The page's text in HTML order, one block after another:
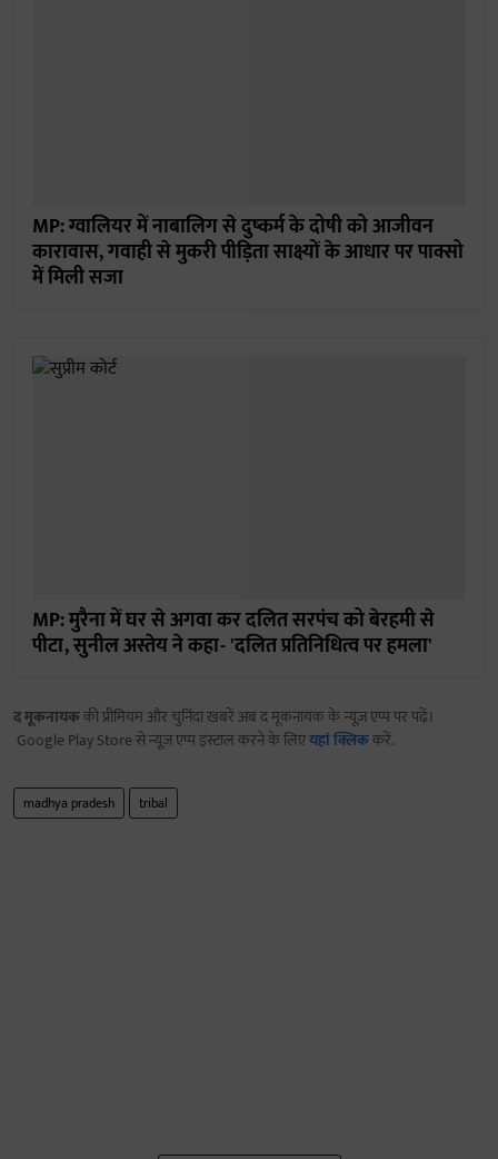
MP: ग्वालियर में नाबालिग से दुष्कर्म के दोषी को आजीवन
कारावास, गवाही से मुकरी पीड़िता साक्ष्यों के आधार पर पाक्सो
में मिली सजा
MP: मुरैना में घर से अगवा कर दलित सरपंच को बेरहमी से
पीटा, सुनील अस्तेय ने कहा- 'दलित प्रतिनिधित्व पर हमला'
द मूकनायककी प्रीमियम और चुनिंदा खबरें अब द मूकनायक के न्यूज़ एप्प पर पढ़ें।
Google Play Store से न्यूज़ एप्प इंस्टाल करने के लिएयहां क्लिककरें.
madhya pradesh tribal